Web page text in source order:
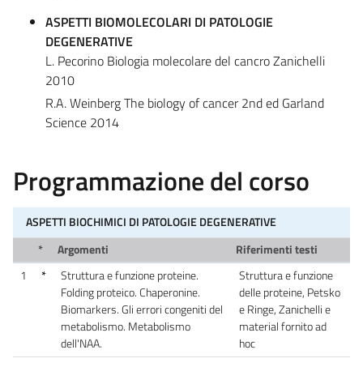
ASPETTI BIOMOLECOLARI DI PATOLOGIE
DEGENERATIVE
L. Pecorino Biologia molecolare del cancro Zanichelli
2010
R.A. Weinberg The biology of cancer 2nd ed Garland
Science 2014
Programmazione del corso
ASPETTI BIOCHIMICI DI PATOLOGIE DEGENERATIVE
*
Argomenti
Riferimenti testi
1
*
Struttura e funzione proteine.
Folding proteico. Chaperonine.
Biomarkers. Gli errori congeniti del
metabolismo. Metabolismo
dell'NAA.
Struttura e funzione
delle proteine, Petsko
e Ringe, Zanichelli e
material fornito ad
hoc